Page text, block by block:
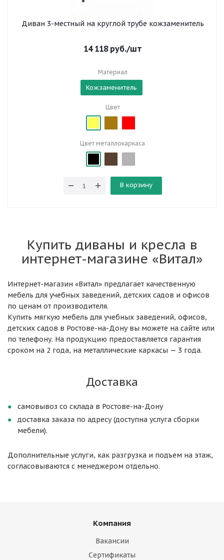
Диван 3-местный на круглой трубе кожзаменитель
14 118руб./шт
Материал
Кожзаменитель
Цвет
Цвет металлокаркаса
В корзину
Купить диваны и кресла в
интернет-магазине «Витал»
Интернет-магазин «Витал» предлагает качественную
мебель для учебных заведений, детских садов и офисов
по ценам от производителя.
Купить мягкую мебель для учебных заведений, офисов,
детских садов в Ростове-на-Дону вы можете на сайте или
по телефону. На продукцию предоставляется гарантия
сроком на 2 года, на металлические каркасы — 3 года.
Доставка
самовывоз со склада в Ростове-на-Дону
доставка заказа по адресу (доступна услуга сборки
мебели).
Дополнительные услуги, как разгрузка и подъем на этаж,
согласовываются с менеджером отдельно.
Компания
Вакансии
Сертификаты